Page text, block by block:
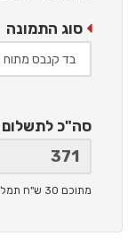
סוג התמונה
סה"כ לתשלום
מתוכם 30 ש"ח תמלוגים ליוצר